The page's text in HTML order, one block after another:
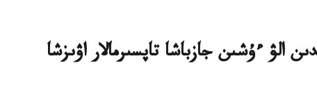
الۋ ءۇشىن جازباشا تاپسىرمالار اۋىزشا